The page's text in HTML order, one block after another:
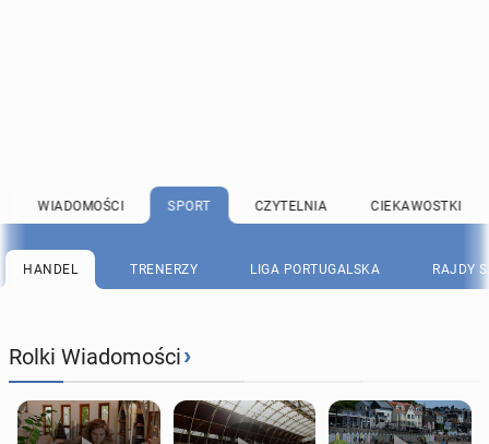
WIADOMOŚCI SPORT CZYTELNIA CIEKAWOSTKI
HANDEL TRENERZY LIGA PORTUGALSKA RAJDY
Rolki Wiadomości›